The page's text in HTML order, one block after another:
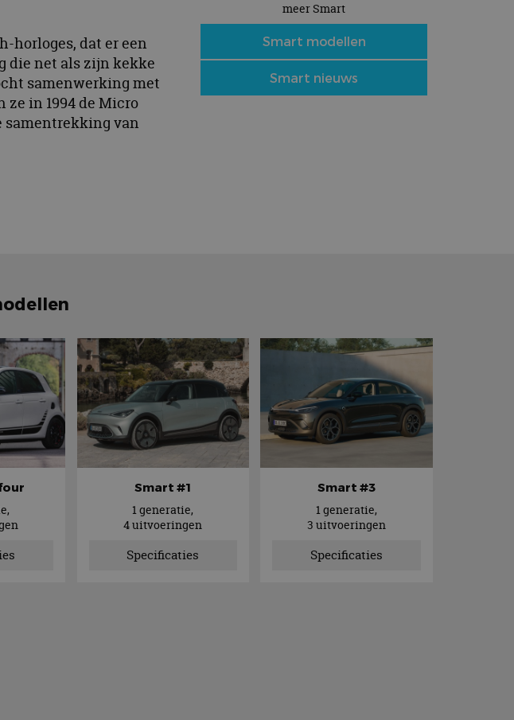
horloges, dat er een
die net als zijn kekke
samenwerking met
in 1994 de Micro
samentrekking van
meer Smart
Smart modellen
Smart nieuws
Smart #1
1 generatie,
4 uitvoeringen
Specificaties
Smart #3
1 generatie,
3 uitvoeringen
Specificaties